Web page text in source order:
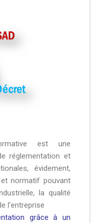
est une
réglementation et
évidement,
et normatif pouvant
la qualité
l’entreprise
grâce à un